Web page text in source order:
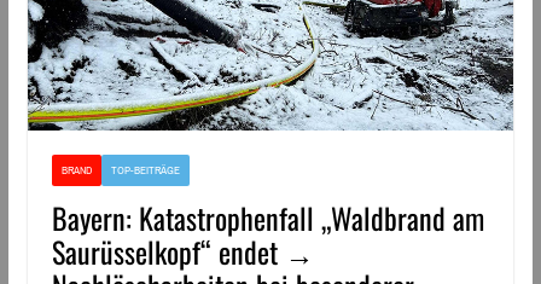
BRAND TOP-BEITRÄGE
Bayern: Katastrophenfall „Waldbrand am
Saurüsselkopf“ endet →